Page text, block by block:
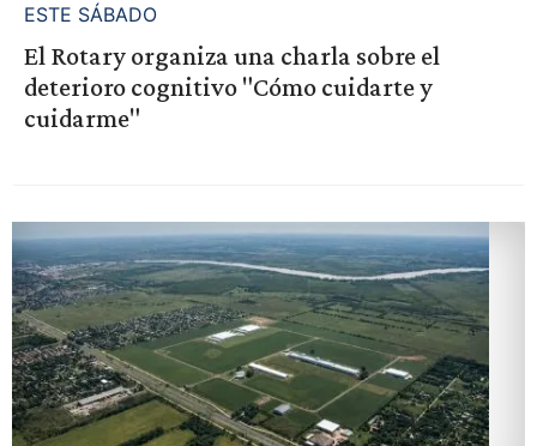
ESTE SÁBADO
El Rotary organiza una charla sobre el
deterioro cognitivo "Cómo cuidarte y
cuidarme"